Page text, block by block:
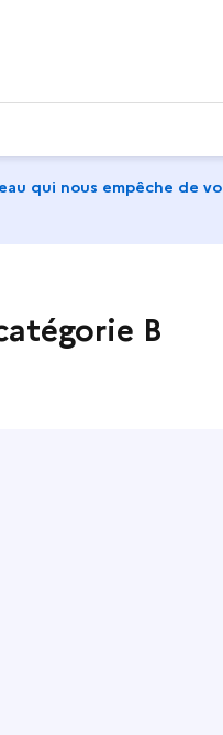
qui nous empêche de
B